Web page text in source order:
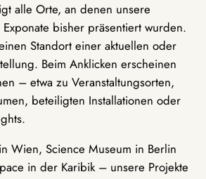
alle Orte, an denen unsere
bisher präsentiert wurden.
Standort einer aktuellen oder
Beim Anklicken erscheinen
– etwa zu Veranstaltungsorten,
beteiligten Installationen oder
Wien, Science Museum in Berlin
in der Karibik – unsere Projekte